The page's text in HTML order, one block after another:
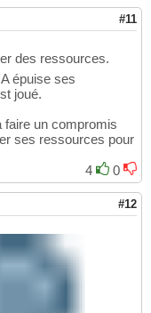
#11
des ressources.
épuise ses
joué.
faire un compromis
ses ressources pour
4
0
#12